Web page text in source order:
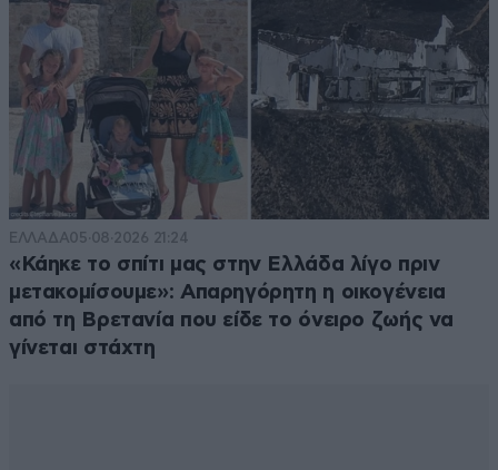
ΕΛΛΑΔΑ05·08·2026 21:24
«Κάηκε το σπίτι μας στην Ελλάδα λίγο πριν
μετακομίσουμε»: Απαρηγόρητη η οικογένεια
από τη Βρετανία που είδε το όνειρο ζωής να
γίνεται στάχτη